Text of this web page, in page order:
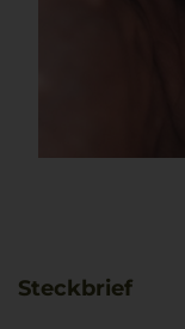
Steckbrief